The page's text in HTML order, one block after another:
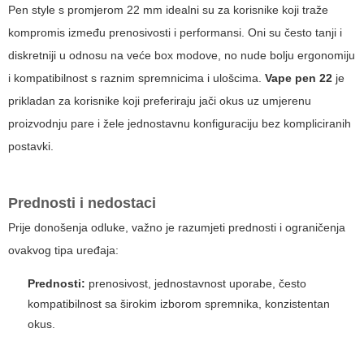
Pen style s promjerom 22 mm idealni su za korisnike koji traže
kompromis između prenosivosti i performansi. Oni su često tanji i
diskretniji u odnosu na veće box modove, no nude bolju ergonomiju
i kompatibilnost s raznim spremnicima i ulošcima. Vape pen 22 je
prikladan za korisnike koji preferiraju jači okus uz umjerenu
proizvodnju pare i žele jednostavnu konfiguraciju bez kompliciranih
postavki.
Prednosti i nedostaci
Prije donošenja odluke, važno je razumjeti prednosti i ograničenja
ovakvog tipa uređaja:
Prednosti: prenosivost, jednostavnost uporabe, često
kompatibilnost sa širokim izborom spremnika, konzistentan
okus.